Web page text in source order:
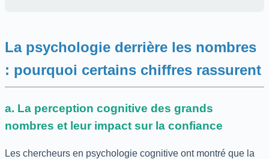
La psychologie derrière les nombres
: pourquoi certains chiffres rassurent
a. La perception cognitive des grands
nombres et leur impact sur la confiance
Les chercheurs en psychologie cognitive ont montré que la